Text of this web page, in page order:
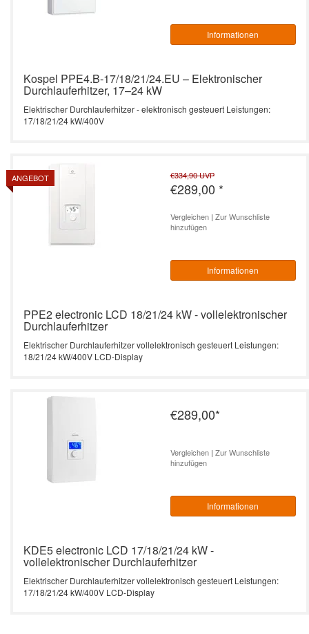
Informationen
Kospel PPE4.B-17/18/21/24.EU – Elektronischer
Durchlauferhitzer, 17–24 kW
Elektrischer Durchlauferhitzer - elektronisch gesteuert Leistungen:
17/18/21/24 kW/400V
ANGEBOT €334,90UVP
€289,00 *
Vergleichen| Zur Wunschliste
hinzufügen
Informationen
PPE2 electronic LCD 18/21/24 kW - vollelektronischer
Durchlauferhitzer
Elektrischer Durchlauferhitzer vollelektronisch gesteuert Leistungen:
18/21/24 kW/400V LCD-Display
€289,00*
Vergleichen| Zur Wunschliste
hinzufügen
Informationen
KDE5 electronic LCD 17/18/21/24 kW -
vollelektronischer Durchlauferhitzer
Elektrischer Durchlauferhitzer vollelektronisch gesteuert Leistungen:
17/18/21/24 kW/400V LCD-Display